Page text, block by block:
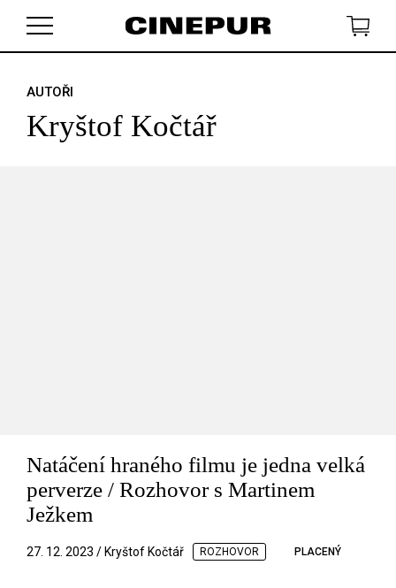
AUTOŘI
Kryštof Kočtář
Natáčení hraného filmu je jedna velká
perverze / Rozhovor s Martinem
Ježkem
27. 12. 2023 / Kryštof Kočtář ROZHOVOR PLACENÝ